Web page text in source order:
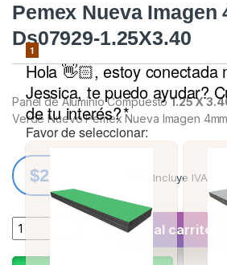
Pemex Nueva Imagen
Ds07929-1.25X3.40
Panel de Aluminio Compuesto1.25 X
Verde Nuevo Pemex Nueva Imagen 4mm
$2,854.97 MXN Incluye IVA
Quantity Añadir al carrito